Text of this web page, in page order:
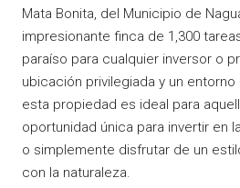
Mata Bonita, del Municipio de
impresionante finca de 1,300
paraíso para cualquier inversor o
ubicación privilegiada y un entorno
esta propiedad es ideal para
oportunidad única para invertir en
o simplemente disfrutar de un
con la naturaleza.